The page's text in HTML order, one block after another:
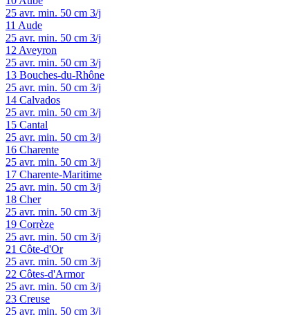
25 avr. min. 50 cm 3/j
11 Aude
25 avr. min. 50 cm 3/j
12 Aveyron
25 avr. min. 50 cm 3/j
13 Bouches-du-Rhône
25 avr. min. 50 cm 3/j
14 Calvados
25 avr. min. 50 cm 3/j
15 Cantal
25 avr. min. 50 cm 3/j
16 Charente
25 avr. min. 50 cm 3/j
17 Charente-Maritime
25 avr. min. 50 cm 3/j
18 Cher
25 avr. min. 50 cm 3/j
19 Corrèze
25 avr. min. 50 cm 3/j
21 Côte-d'Or
25 avr. min. 50 cm 3/j
22 Côtes-d'Armor
25 avr. min. 50 cm 3/j
23 Creuse
25 avr. min. 50 cm 3/j